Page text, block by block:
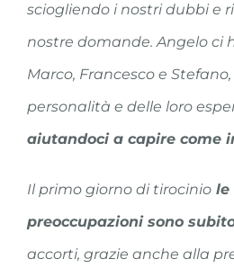
sciogliendo i nostri dubbi e
nostre domande. Angelo ci
Marco, Francesco e
personalità e delle loro
aiutandoci a capire come
Il primo giorno di tirocinio le
preoccupazioni sono
accorti, grazie anche alla